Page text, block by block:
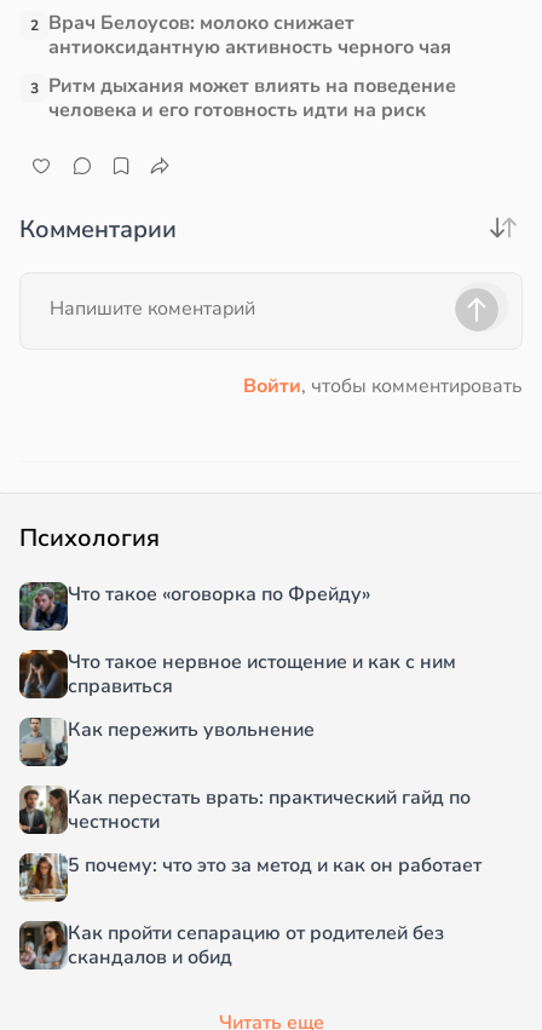
2 Врач Белоусов: молоко снижает
антиоксидантную активность черного чая
3 Ритм дыхания может влиять на поведение
человека и его готовность идти на риск
Комментарии
Войти, чтобы комментировать
Психология
Что такое «оговорка по Фрейду»
Что такое нервное истощение и как с ним
справиться
Как пережить увольнение
Как перестать врать: практический гайд по
честности
5 почему: что это за метод и как он работает
Как пройти сепарацию от родителей без
скандалов и обид
Читать еще